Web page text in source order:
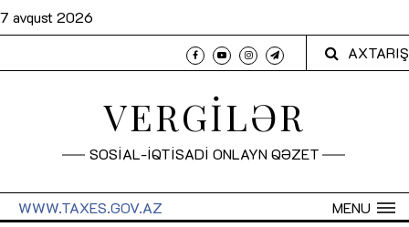
7 avqust 2026
AXTARIŞ
VERGİLƏR
SOSİAL-İQTİSADİ ONLAYN QƏZET
MENU
WWW.TAXES.GOV.AZ